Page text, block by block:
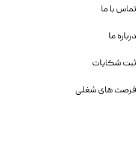
تماس با ما
درباره ما
ثبت شکایات
فرصت های شغلی